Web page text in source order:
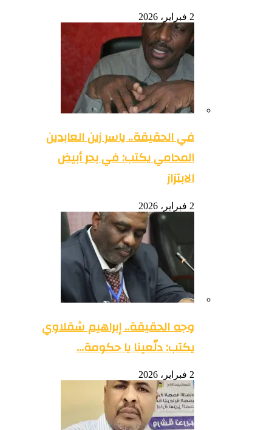
في الحقيقة.. ياسر زين العابدين
المحامي يكتب: في بحر أبيض
الابتزاز
وجه الحقيقة.. إبراهيم شقلاوي
يكتب: دلّعينا يا حكومة…